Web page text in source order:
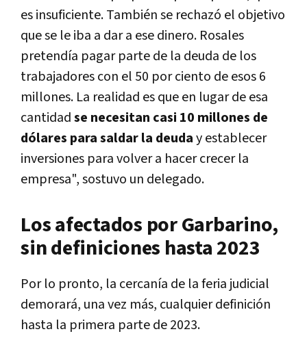
es insuficiente. También se rechazó el objetivo
que se le iba a dar a ese dinero. Rosales
pretendía pagar parte de la deuda de los
trabajadores con el 50 por ciento de esos 6
millones. La realidad es que en lugar de esa
cantidadse necesitan casi 10 millones de
dólares para saldar la deuday establecer
inversiones para volver a hacer crecer la
empresa", sostuvo un delegado.
Los afectados por Garbarino,
sin definiciones hasta 2023
Por lo pronto, la cercanía de la feria judicial
demorará, una vez más, cualquier definición
hasta la primera parte de 2023.